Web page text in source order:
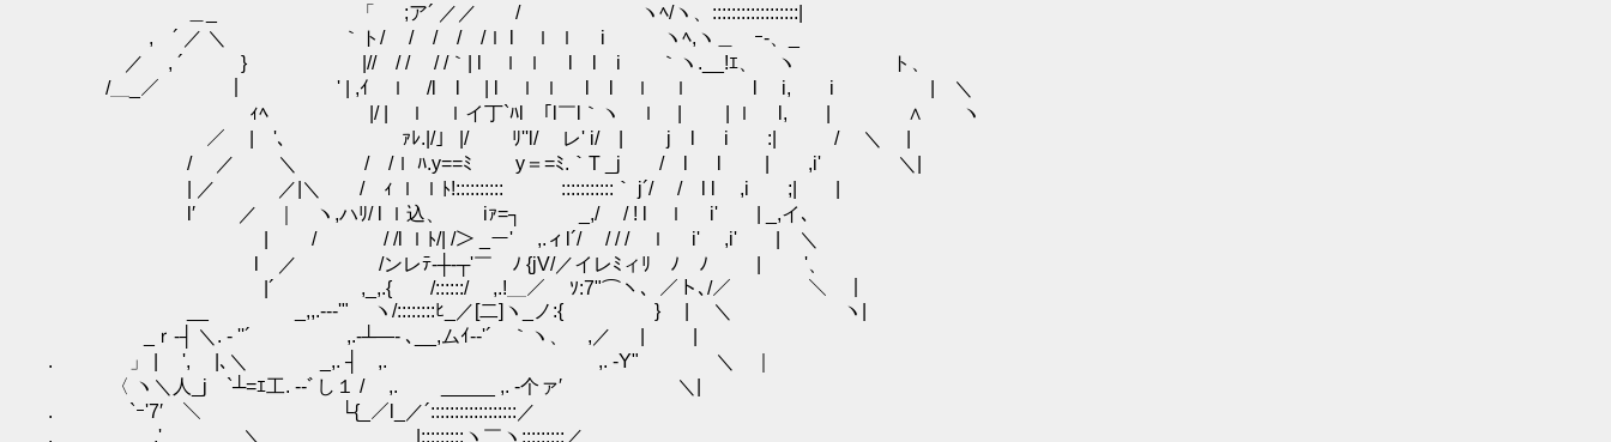
＿_ 「 ;ア´ ／／ / ヽﾍ/ヽ、::::::::::::::::::|
, ´ ／ ＼ ｀ト/ / / / /ｌ l ｌ ｌ i ヽﾍ,ヽ＿ゝｰ-、_ゝ
／ , ´ } |// / / / /｀| l ｌ ｌ l l i ｀ヽ.__!ｴ、 ヽ ト、
/＿_／ ｜ ' | ,ｲ ｌ /l l | l ｌ ｌ l l ｌ ｌ l i, i | ＼
ｨﾍ |/ | ｌ ｌイ丁`ﾊl ｢l￣l｀ヽ ｌ | | ｌ l, | ∧ ヽ
／ | '､ ｧﾚ.|/」 |/ ﾘ''l/ レ' i/ | j l i :| / ＼ |
/ ／ ＼ / /ｌ ﾊ.y==ﾐ y＝=ﾐ.｀T _j / l l | ,i' ＼|
| ／ ／|＼ / ｨ ｌ ｌﾄ!:::::::::: :::::::::::｀ j´/ / l l ,i ;| |
l′ ／ ｜ ヽ,ハﾘ/ l ｌ込、 iｧ=┐ _,/ / ! l ｌ i' | _,イ､
| / ゝ/ /l ｌﾄ/| /＞ _ー' ,.ィl´/ / / / ｌ i' ,i' | ＼
l ／ /ンレﾃ-┼-┬'￣ ﾉ {jV/／イレﾐィﾘ ﾉ ﾉ | '、
|´ ,_,.{ /::::::/ ,.!＿／ ｿ:7"⌒ヽ、／ト､/／ ＼ ｜
__ _,,.--‐'" ヽ/::::::::ﾋ_／[二]ヽ_ノ:{ } | ＼ ヽ|
_ｒ‐┤ ＼. - ''´ ,.-┴―- ､__,ムｲ-‐'´ ｀ヽ、 ,／ | |
. 」 | ', |､＼ _,. ┤ ,. ,. -Y" ＼ ｜
〈 ヽ＼人_j `┴=ｴ工. -‐ﾞし１ / ,. _____ ,. ‐个ァ′ ＼|
. `ｰ'7′ ＼ └{_／l_／´::::::::::::::::::／
. ,' ＼ |:::::::::ヽ￣ヽ:::::::::／